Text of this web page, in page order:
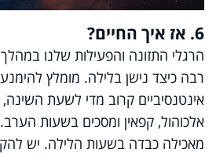
6. אז איך החיים?
הרגלי התזונה והפעילות שלנו
רבה כיצד נישן בלילה. מומלץ
אינטנסיביים קרוב מדי לשעת
אלכוהול, קפאין ומסכים בשעות